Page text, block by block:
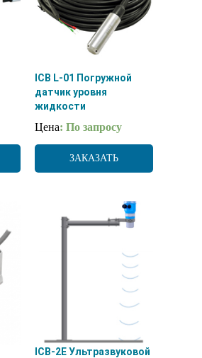
ICB L-01 Погружной
датчик уровня
жидкости
Цена: По запросу
ЗАКАЗАТЬ
ICB-2E Ультразвуковой